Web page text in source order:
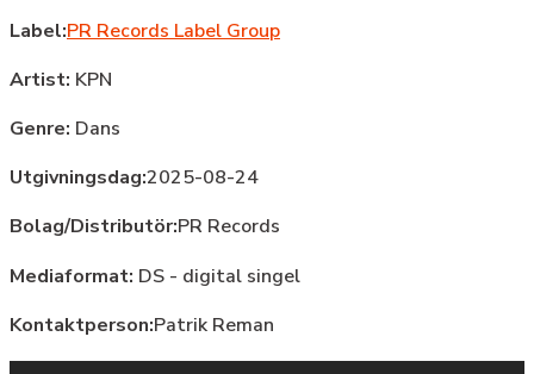
Label:PR Records Label Group
Artist: KPN
Genre: Dans
Utgivningsdag:2025-08-24
Bolag/Distributör:PR Records
Mediaformat: DS - digital singel
Kontaktperson:Patrik Reman